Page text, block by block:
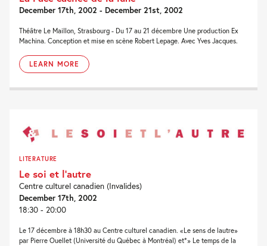
December 17th, 2002 - December 21st, 2002
Théâtre Le Maillon, Strasbourg - Du 17 au 21 décembre Une production Ex
Machina. Conception et mise en scène Robert Lepage. Avec Yves Jacques.
LEARN MORE
LITERATURE
Le soi et l’autre
Centre culturel canadien (Invalides)
December 17th, 2002
18:30 - 20:00
Le 17 décembre à 18h30 au Centre culturel canadien. «Le sens de lautre»
par Pierre Ouellet (Université du Québec à Montréal) et*» Le temps de la